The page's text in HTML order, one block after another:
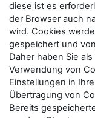
diese ist es
der Browser auch
wird. Cookies
gespeichert und
Daher haben Sie
Verwendung von
Einstellungen in
Übertragung von
Bereits